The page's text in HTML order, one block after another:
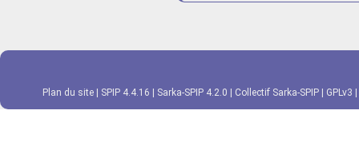
Plan du site SPIP 4.4.16 Sarka-SPIP 4.2.0 Collectif Sarka-SPIP GPLv3